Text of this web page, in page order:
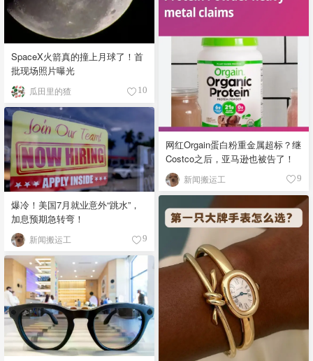
SpaceX火箭真的撞上月球了！首
批现场照片曝光
瓜田里的猹 10
网红Orgain蛋白粉重金属超标？继
Costco之后，亚马逊也被告了！
新闻搬运工 9
爆冷！美国7月就业意外“跳水”，
加息预期急转弯！
新闻搬运工 9